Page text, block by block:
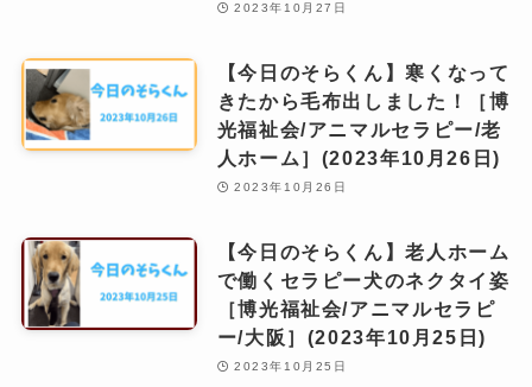
2023年10月27日
【今日のそらくん】寒くなって
きたから毛布出しました！［博
光福祉会/アニマルセラピー/老
人ホーム］(2023年10月26日)
2023年10月26日
【今日のそらくん】老人ホーム
で働くセラピー犬のネクタイ姿
［博光福祉会/アニマルセラピ
ー/大阪］(2023年10月25日)
2023年10月25日